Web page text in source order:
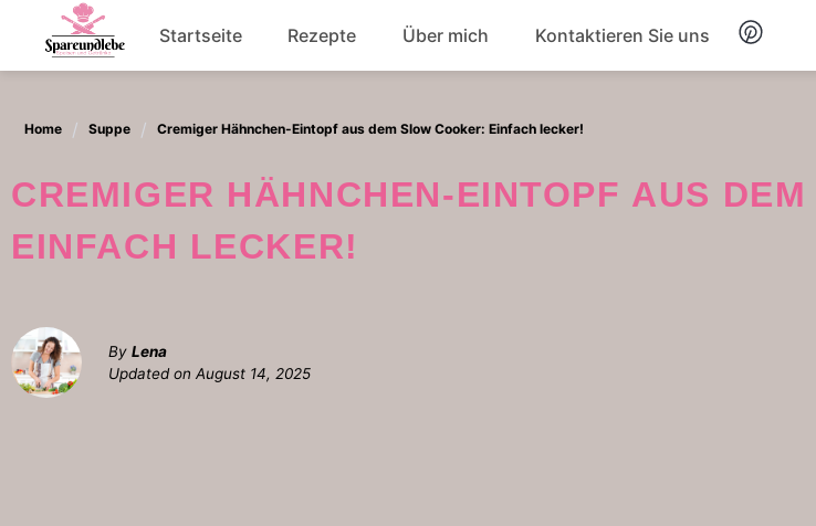
content
Startseite Rezepte Über mich Kontaktieren Sie uns
Home Suppe Cremiger Hähnchen-Eintopf aus dem Slow Cooker: Einfach lecker!
CREMIGER HÄHNCHEN-EINTOPF AUS DEM SLOW COOKER:
EINFACH LECKER!
By Lena
Updated on August 14, 2025